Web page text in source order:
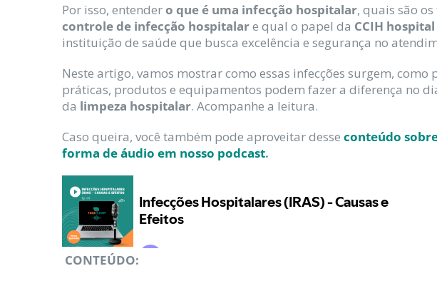
Por isso, entendero que é uma infecção hospitalar, quais são os
controle de infecção hospitalare qual o papel da CCIH hospital
instituição de saúde que busca excelência e segurança no
Neste artigo, vamos mostrar como essas infecções surgem,
práticas, produtos e equipamentos podem fazer a diferença no
da limpeza hospitalar. Acompanhe a leitura.
Caso queira, você também pode aproveitar desse conteúdo
forma de áudio em nosso podcast.
CONTEÚDO: